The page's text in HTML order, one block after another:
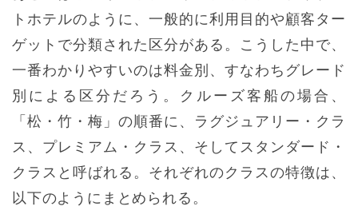
トホテルのように、一般的に利用目的や顧客ター
ゲットで分類された区分がある。こうした中で、
一番わかりやすいのは料金別、すなわちグレード
別による区分だろう。クルーズ客船の場合、
「松・竹・梅」の順番に、ラグジュアリー・クラ
ス、プレミアム・クラス、そしてスタンダード・
クラスと呼ばれる。それぞれのクラスの特徴は、
以下のようにまとめられる。